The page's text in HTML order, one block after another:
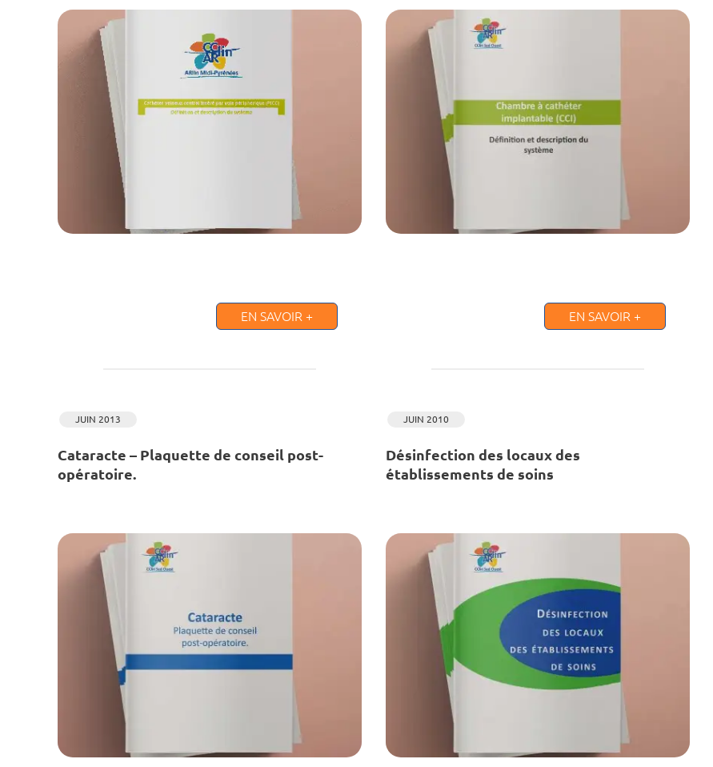
EN SAVOIR + EN SAVOIR +
JUIN 2013
Cataracte – Plaquette de conseil post-
opératoire.
JUIN 2010
Désinfection des locaux des
établissements de soins